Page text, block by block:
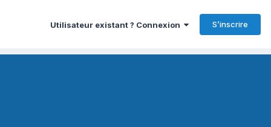
Utilisateur existant ? Connexion S’inscrire